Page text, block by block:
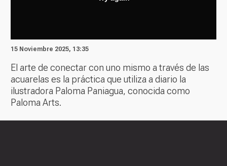
15 Noviembre 2025, 13:35
El arte de conectar con uno mismo a través de las
acuarelas es la práctica que utiliza a diario la
ilustradora Paloma Paniagua, conocida como
Paloma Arts.